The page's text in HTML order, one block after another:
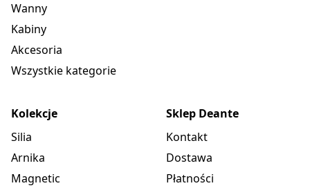
Bateria
Rodzaj baterii
Wanny
Kabiny
Akcesoria
Wszystkie kategorie
Kolekcje
Silia
Arnika
Magnetic
Sklep Deante
Kontakt
Dostawa
Płatności